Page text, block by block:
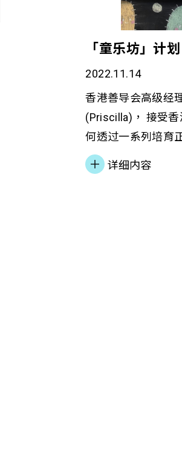
「童乐坊」计划
2022.11.14
香港善导会高级经
(Priscilla)， 接受
何透过一系列培育
助精神復元人士家
绪。
详细内容